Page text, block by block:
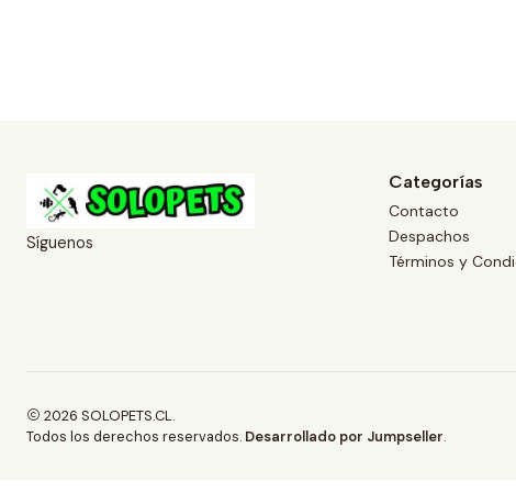
Síguenos
Categorías
Contacto
Despachos
Términos y
2026 SOLOPETS.CL.
Todos los derechos reservados. Desarrollado por Jumpseller.